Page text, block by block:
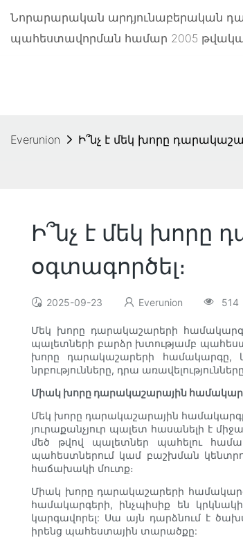
Նորարարական արդյունաբերական
պահեստավորման համար 2005
Everunion Ի՞նչ է մեկ խորը
Ի՞նչ է մեկ խորը
օգտագործել։
2025-09-23 Everunion 514
Մեկ խորը դարակաշարերի
պալետների բարձր խտությամբ
խորը դարակաշարերի համակարգը,
նրբությունները, դրա
Միակ խորը դարակաշարային
Մեկ խորը դարակաշարային
յուրաքանչյուր պալետ հասանելի է
մեծ թվով պալետներ պահելու
պահեստներում կամ բաշխման
հաճախակի մուտք։
Միակ խորը դարակաշարերի
համակարգերի, ինչպիսիք են
կարգավորել: Սա այն դարձնում է
իրենց պահեստային տարածքը: